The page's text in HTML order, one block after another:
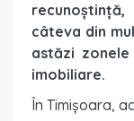
câteva din
astăzi
imobiliare.
În Timișoara,